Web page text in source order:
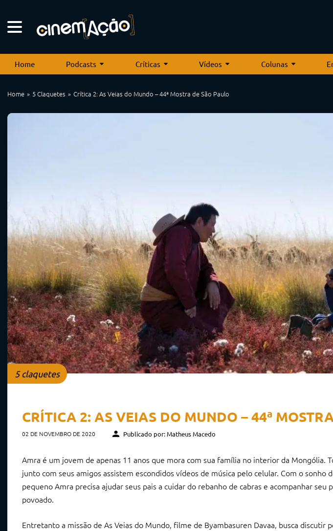
Home Podcasts Críticas Vídeos Colunas
Home 5 Claquetes Crítica 2: As Veias do Mundo – 44ª Mostra de São Paulo
5 claquetes
CRÍTICA 2: AS VEIAS DO MUNDO – 44ª
02 DE NOVEMBRO DE 2020 Publicado por: Matheus Macedo
Amra é um jovem de apenas 11 anos que mora com sua família no interior da Mongólia.
junto com seus amigos assistem escondidos vídeos de música pelo celular. Com o
pequeno Amra precisa ajudar seus pais a cuidar do rebanho de cabras e acompanhar
povoado.
Entretanto a missão de As Veias do Mundo, filme de Byambasuren Davaa, busca